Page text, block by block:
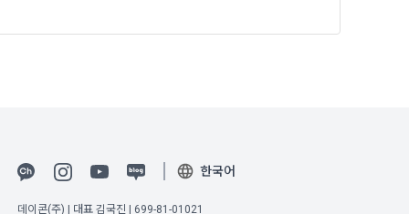
한국어
데이콘(주) | 대표 김국진 | 699-81-01021